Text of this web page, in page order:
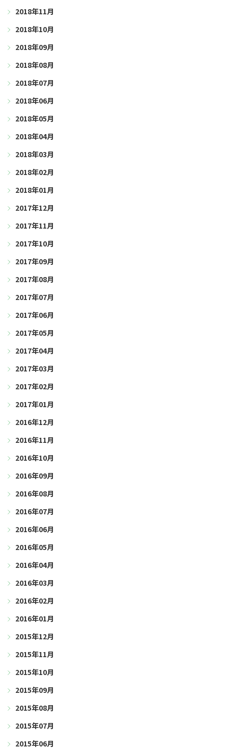
2018年11月
2018年10月
2018年09月
2018年08月
2018年07月
2018年06月
2018年05月
2018年04月
2018年03月
2018年02月
2018年01月
2017年12月
2017年11月
2017年10月
2017年09月
2017年08月
2017年07月
2017年06月
2017年05月
2017年04月
2017年03月
2017年02月
2017年01月
2016年12月
2016年11月
2016年10月
2016年09月
2016年08月
2016年07月
2016年06月
2016年05月
2016年04月
2016年03月
2016年02月
2016年01月
2015年12月
2015年11月
2015年10月
2015年09月
2015年08月
2015年07月
2015年06月